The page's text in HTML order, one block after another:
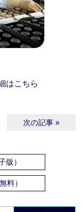
はこちら
次の記事 »
版）
料）